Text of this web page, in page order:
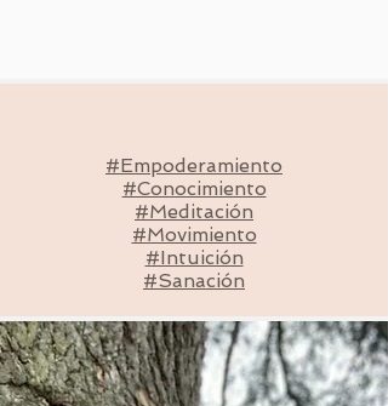
#Empoderamiento
#Conocimiento
#Meditación
#Movimiento
#Intuición
#Sanación